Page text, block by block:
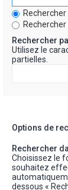
Rechercher
Utilisez le
partielles.
Options de
Rechercher
Choisissez le
souhaitez
dessous «